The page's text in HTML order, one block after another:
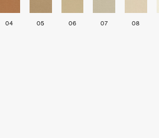
04 05 06 07 08